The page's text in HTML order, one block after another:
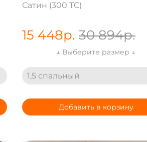
Сатин (300 ТС)
15 448р. 30 894р.
↓ Выберите размер ↓
1,5 спальный
Добавить в корзину